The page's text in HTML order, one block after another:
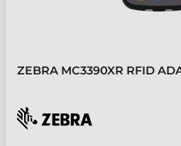
ZEBRA MC3390XR RFID